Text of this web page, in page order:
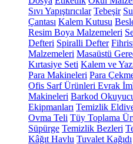
Sıvı Yapıştırıcılar Tebeşir
Çantası Kalem Kutusu
Resim Boya Malzemeleri
Defteri Spiralli Defter
Malzemeleri Masaüstü
Kırtasiye Seti Kalem ve
Para Makineleri Para
Ofis Sarf Ürünleri Evrak
Makineleri Barkod
Ekipmanları Temizlik
Ovma Teli Tüy Toplama
Süpürge Temizlik Bezleri
Kâğıt Havlu Tuvalet Kağıdı